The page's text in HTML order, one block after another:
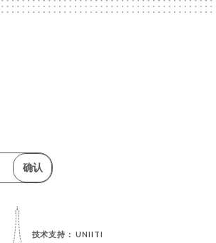
确认
技术支持：UNIITI